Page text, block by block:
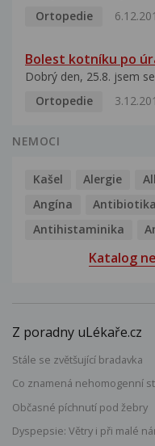
Ortopedie
Bolest kotníku po
Dobrý den, 25.8. jsem
Ortopedie
NEMOCI
Kašel Alergie
Angína
Antibiotika
Antihistaminika
Katalog
Z poradny uLékaře.cz
Stále se zvětšující bradavka
Co znamená nehomogenní
Občasné píchnutí pod žebry
Dyspepsie: Větry i při malé